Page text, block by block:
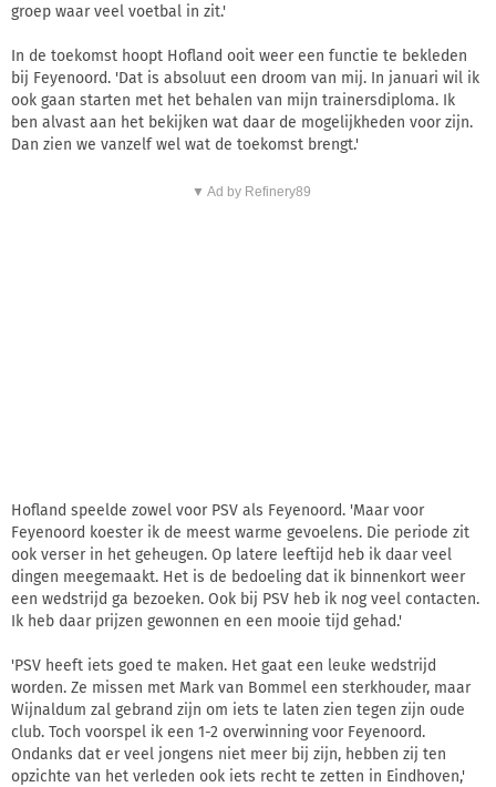
groep waar veel voetbal in zit.'
In de toekomst hoopt Hofland ooit weer een functie te bekleden
bij Feyenoord. 'Dat is absoluut een droom van mij. In januari wil ik
ook gaan starten met het behalen van mijn trainersdiploma. Ik
ben alvast aan het bekijken wat daar de mogelijkheden voor zijn.
Dan zien we vanzelf wel wat de toekomst brengt.'
▼ Ad by Refinery89
Hofland speelde zowel voor PSV als Feyenoord. 'Maar voor
Feyenoord koester ik de meest warme gevoelens. Die periode zit
ook verser in het geheugen. Op latere leeftijd heb ik daar veel
dingen meegemaakt. Het is de bedoeling dat ik binnenkort weer
een wedstrijd ga bezoeken. Ook bij PSV heb ik nog veel contacten.
Ik heb daar prijzen gewonnen en een mooie tijd gehad.'
'PSV heeft iets goed te maken. Het gaat een leuke wedstrijd
worden. Ze missen met Mark van Bommel een sterkhouder, maar
Wijnaldum zal gebrand zijn om iets te laten zien tegen zijn oude
club. Toch voorspel ik een 1-2 overwinning voor Feyenoord.
Ondanks dat er veel jongens niet meer bij zijn, hebben zij ten
opzichte van het verleden ook iets recht te zetten in Eindhoven,'